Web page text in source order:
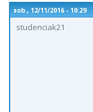
sob., 12/11/2016 - 10:29
studenciak21